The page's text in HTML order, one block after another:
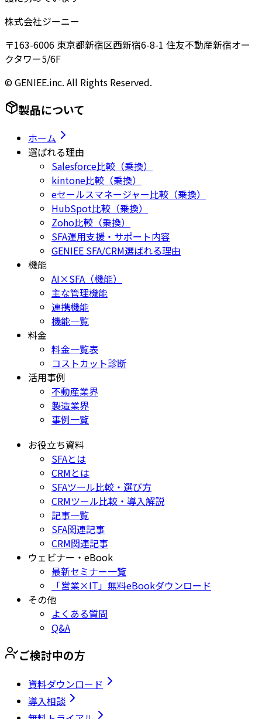
株式会社ジーニー
〒163-6006 東京都新宿区西新宿6-8-1 住友不動産新宿オー
クタワー5/6F
© GENIEE.inc. All Rights Reserved.
製品について
ホーム
選ばれる理由
Salesforce比較（乗換）
kintone比較（乗換）
eセールスマネージャー比較（乗換）
HubSpot比較（乗換）
Zoho比較（乗換）
SFA運用支援・サポート内容
GENIEE SFA/CRM選ばれる理由
機能
AI×SFA（機能）
主な管理機能
連携機能
機能一覧
料金
料金一覧表
コストカット診断
活用事例
不動産業界
製造業界
事例一覧
お役立ち資料
SFAとは
CRMとは
SFAツール比較・選び方
CRMツール比較・導入解説
記事一覧
SFA関連記事
CRM関連記事
ウェビナー・eBook
最新セミナー一覧
「営業×IT」無料eBookダウンロード
その他
よくある質問
Q&A
ご検討中の方
資料ダウンロード
導入相談